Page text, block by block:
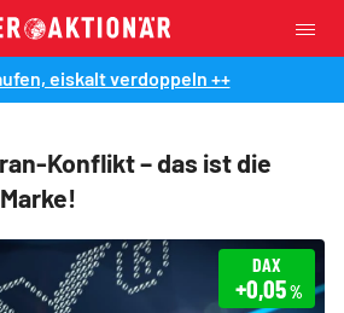
eiskalt verdoppeln ++
Konflikt – das ist die
DAX
+0,05%